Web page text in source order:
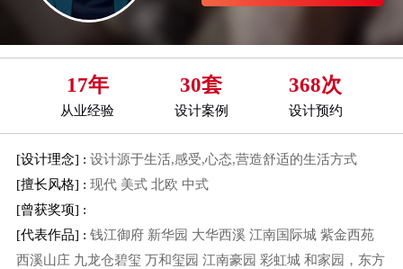
17年
从业经验
30套
设计案例
368次
设计预约
[设计理念] : 设计源于生活,感受,心态,营造舒适的生活方式
[擅长风格] : 现代 美式 北欧 中式
[曾获奖项] :
[代表作品] : 钱江御府 新华园 大华西溪 江南国际城 紫金西苑
西溪山庄 九龙仓碧玺 万和玺园 江南豪园 彩虹城 和家园，东方